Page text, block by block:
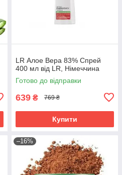
LR Алое Вера 83% Спрей
400 мл від LR, Німеччина
Готово до відправки
639 ₴ 769 ₴
Купити
–16%